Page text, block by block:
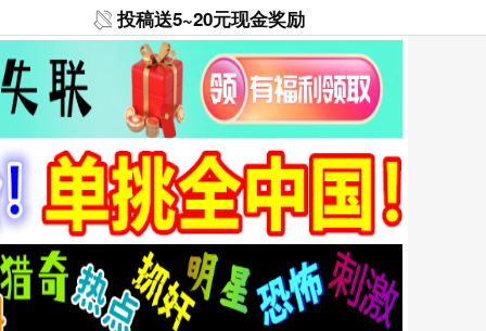
投稿送5~20元现金奖励